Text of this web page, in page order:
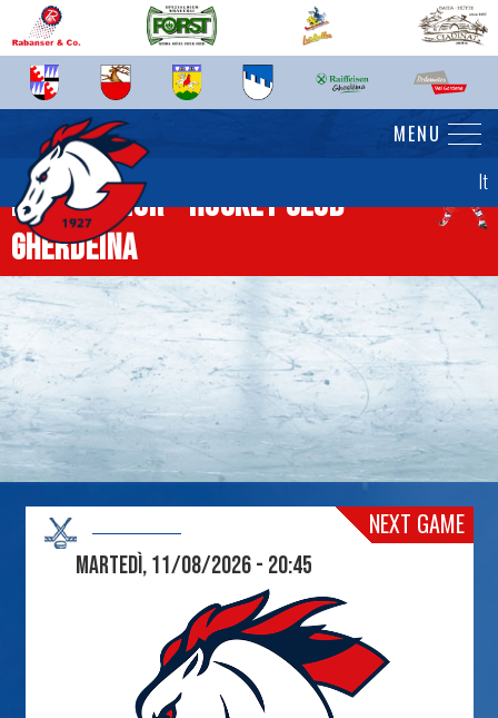
It
MENU
News senior - Hockey Club
Gherdëina
NEXT GAME
Martedì, 11/08/2026 - 20:45